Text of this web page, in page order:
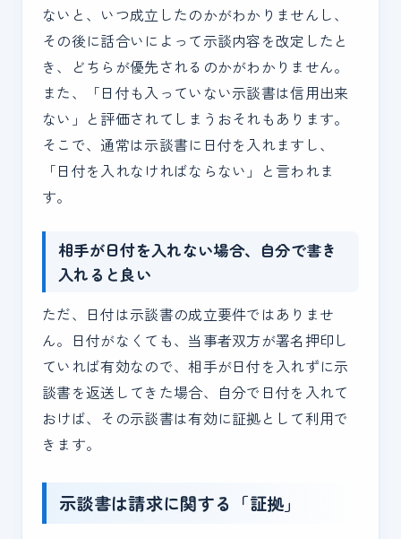
ないと、いつ成立したのかがわかりませんし、
その後に話合いによって示談内容を改定したと
き、どちらが優先されるのかがわかりません。
また、「日付も入っていない示談書は信用出来
ない」と評価されてしまうおそれもあります。
そこで、通常は示談書に日付を入れますし、
「日付を入れなければならない」と言われま
す。
相手が日付を入れない場合、自分で書き
入れると良い
ただ、日付は示談書の成立要件ではありませ
ん。日付がなくても、当事者双方が署名押印し
ていれば有効なので、相手が日付を入れずに示
談書を返送してきた場合、自分で日付を入れて
おけば、その示談書は有効に証拠として利用で
きます。
示談書は請求に関する「証拠」